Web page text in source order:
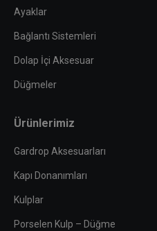
Ayaklar
Bağlantı Sistemleri
Dolap İçi Aksesuar
Düğmeler
Ürünlerimiz
Gardrop Aksesuarları
Kapı Donanımları
Kulplar
Porselen Kulp – Düğme